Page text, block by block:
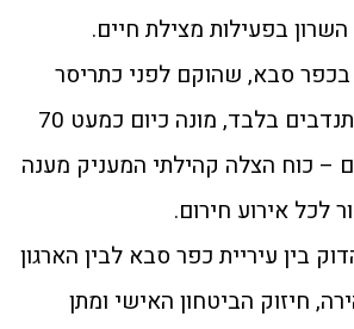
בפעילות מצילת חיים.
בכפר סבא, שהוקם לפני כתריסר
שנים עם עשרה מתנדבים בלבד, מונה כיום כמעט 70
– כוח הצלה קהילתי המעניק מענה
לכל אירוע חירום.
בין עיריית כפר סבא לבין הארגון
חיזוק הביטחון האישי ומתן